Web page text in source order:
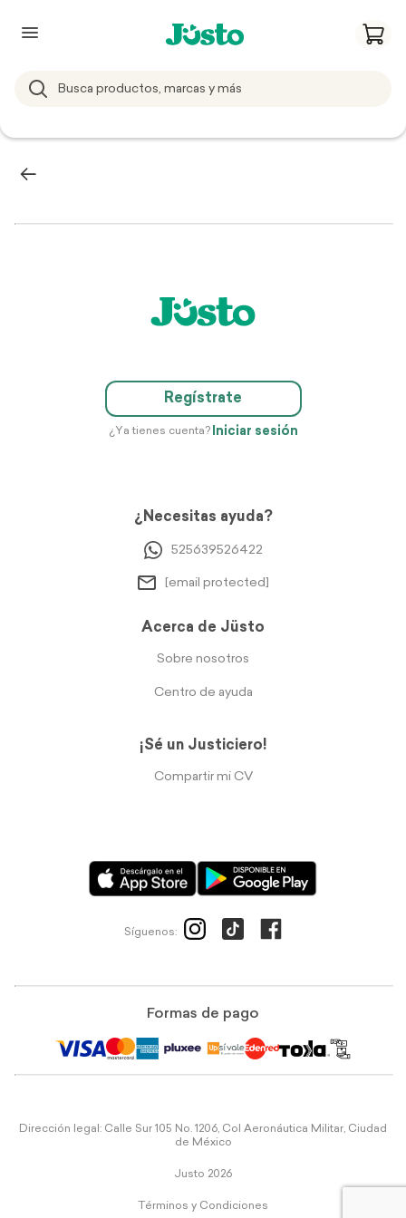
Regístrate
¿Ya tienes cuenta? Iniciar sesión
¿Necesitas ayuda?
525639526422
[email protected]
Acerca de Jüsto
Sobre nosotros
Centro de ayuda
¡Sé un Justiciero!
Compartir mi CV
Síguenos:
Formas de pago
Dirección legal: Calle Sur 105 No. 1206, Col Aeronáutica Militar, Ciudad
de México
Justo 2026
Términos y Condiciones